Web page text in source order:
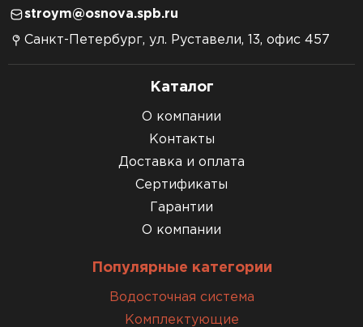
stroym@osnova.spb.ru
Санкт-Петербург, ул. Руставели, 13, офис 457
Каталог
О компании
Контакты
Доставка и оплата
Сертификаты
Гарантии
О компании
Популярные категории
Водосточная система
Комплектующие